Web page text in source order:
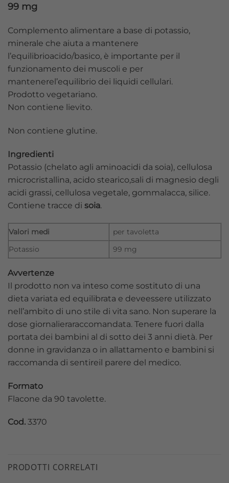
99 mg
Complemento alimentare a base di potassio,
minerale che aiuta a mantenere
l’equilibrioacido/basico, è importante per il
funzionamento dei muscoli e per
mantenerel’equilibrio dei liquidi cellulari.
Prodotto vegetariano.
Non contiene lievito.
Non contiene glutine.
Ingredienti
Potassio (chelato agli aminoacidi da soia), cellulosa
microcristallina, acido stearico,sali di magnesio degli
acidi grassi, cellulosa vegetale, gommalacca, silice.
Contiene tracce di soia.
Valori medi
per tavoletta
Potassio
99 mg
Avvertenze
Il prodotto non va inteso come sostituto di una
dieta variata ed equilibrata e deveessere utilizzato
nell’ambito di uno stile di vita sano. Non superare la
dose giornalieraraccomandata. Tenere fuori dalla
portata dei bambini al di sotto dei 3 anni dietà. Per
donne in gravidanza o in allattamento e bambini si
raccomanda di sentireil parere del medico.
Formato
Flacone da 90 tavolette.
Cod. 3370
PRODOTTI CORRELATI